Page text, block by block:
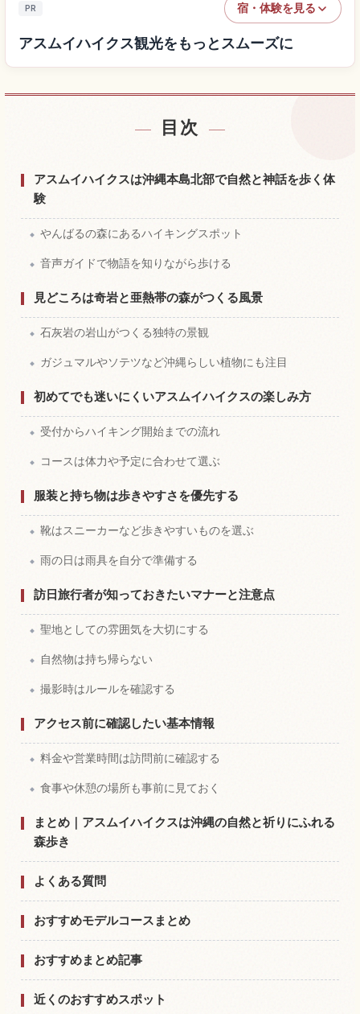
PR 宿・体験を見る
アスムイハイクス観光をもっとスムーズに
アスムイハイクス付近の宿を探す
アスムイハイクスの体験を探す ↗
目次
アスムイハイクスは沖縄本島北部で自然と神話を歩く体
験
やんばるの森にあるハイキングスポット
音声ガイドで物語を知りながら歩ける
見どころは奇岩と亜熱帯の森がつくる風景
石灰岩の岩山がつくる独特の景観
ガジュマルやソテツなど沖縄らしい植物にも注目
初めてでも迷いにくいアスムイハイクスの楽しみ方
受付からハイキング開始までの流れ
コースは体力や予定に合わせて選ぶ
服装と持ち物は歩きやすさを優先する
靴はスニーカーなど歩きやすいものを選ぶ
雨の日は雨具を自分で準備する
訪日旅行者が知っておきたいマナーと注意点
聖地としての雰囲気を大切にする
自然物は持ち帰らない
撮影時はルールを確認する
アクセス前に確認したい基本情報
料金や営業時間は訪問前に確認する
食事や休憩の場所も事前に見ておく
まとめ｜アスムイハイクスは沖縄の自然と祈りにふれる
森歩き
よくある質問
おすすめモデルコースまとめ
おすすめまとめ記事
近くのおすすめスポット